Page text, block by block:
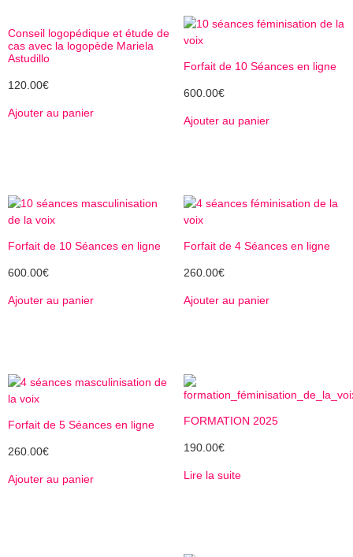
Conseil logopédique et étude de
cas avec la logopède Mariela
Astudillo
120.00€
Ajouter au panier
Forfait de 10 Séances en ligne
600.00€
Ajouter au panier
Forfait de 10 Séances en ligne
600.00€
Ajouter au panier
Forfait de 4 Séances en ligne
260.00€
Ajouter au panier
Forfait de 5 Séances en ligne
260.00€
Ajouter au panier
FORMATION 2025
190.00€
Lire la suite